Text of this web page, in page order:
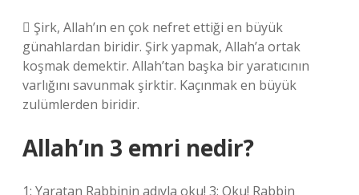
 Şirk, Allah’ın en çok nefret ettiği en büyük
günahlardan biridir. Şirk yapmak, Allah’a ortak
koşmak demektir. Allah’tan başka bir yaratıcının
varlığını savunmak şirktir. Kaçınmak en büyük
zulümlerden biridir.
Allah’ın 3 emri nedir?
1: Yaratan Rabbinin adıyla oku! 3: Oku! Rabbin